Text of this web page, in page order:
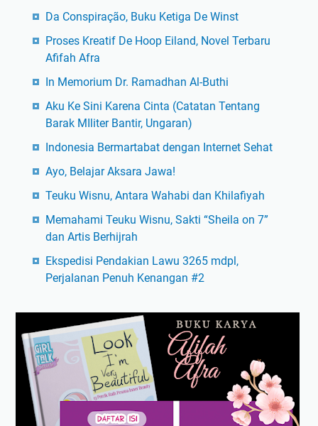
Da Conspiração, Buku Ketiga De Winst
Proses Kreatif De Hoop Eiland, Novel Terbaru
Afifah Afra
In Memorium Dr. Ramadhan Al-Buthi
Aku Ke Sini Karena Cinta (Catatan Tentang
Barak MIliter Bantir, Ungaran)
Indonesia Bermartabat dengan Internet Sehat
Ayo, Belajar Aksara Jawa!
Teuku Wisnu, Antara Wahabi dan Khilafiyah
Memahami Teuku Wisnu, Sakti “Sheila on 7”
dan Artis Berhijrah
Ekspedisi Pendakian Lawu 3265 mdpl,
Perjalanan Penuh Kenangan #2